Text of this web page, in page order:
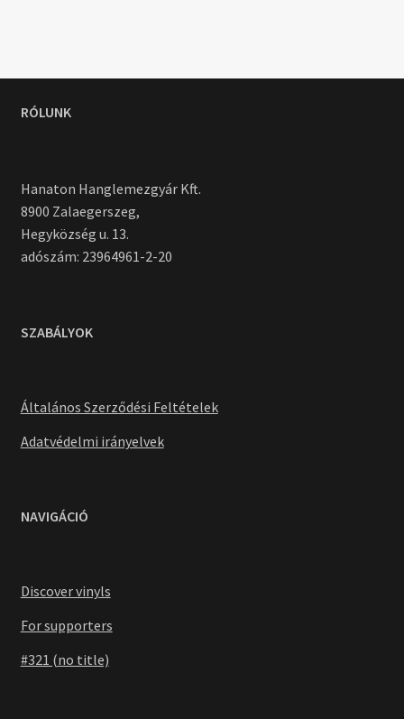
RÓLUNK
Hanaton Hanglemezgyár Kft.
8900 Zalaegerszeg,
Hegyközség u. 13.
adószám: 23964961-2-20
SZABÁLYOK
Általános Szerződési Feltételek
Adatvédelmi irányelvek
NAVIGÁCIÓ
Discover vinyls
For supporters
#321 (no title)